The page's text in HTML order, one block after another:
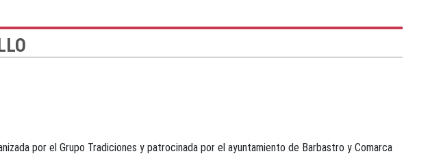
por el Grupo Tradiciones y patrocinada por el ayuntamiento de Barbastro y Comarca